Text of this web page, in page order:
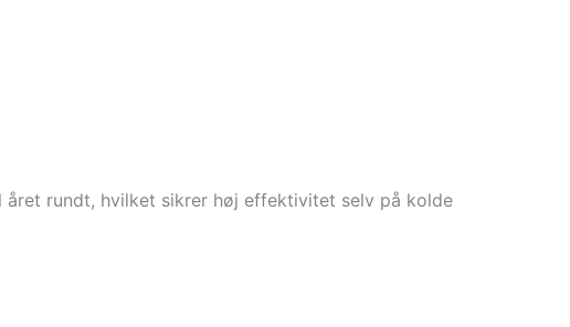
rundt, hvilket sikrer høj effektivitet selv på kolde